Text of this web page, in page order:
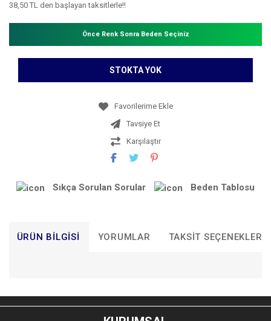
38,50 TL den başlayan taksitlerle!!
Önce Renk Sonra Beden Seçiniz
STOKTA YOK
Tavsiye Et
Karşılaştır
Sıkça Sorulan Sorular Beden Tablosu
ÜRÜN BILGISI YORUMLAR TAKSIT SEÇENEKLERI
Bu ürünün fiyat bilgisi, resim, ürün açıklamalarında ve diğer
konularda yetersiz gördüğünüz noktaları öneri formunu
kullanarak tarafımıza iletebilirsiniz.